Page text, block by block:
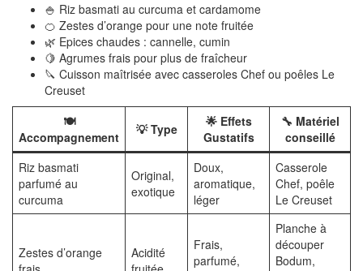
🍚 Riz basmati au curcuma et cardamome
🍊 Zestes d’orange pour une note fruitée
🌿 Epices chaudes : cannelle, cumin
🍋 Agrumes frais pour plus de fraîcheur
🔪 Cuisson maîtrisée avec casseroles Chef ou poêles Le
Creuset
🍽️
Accompagnement
💡 Type
🌟 Effets
Gustatifs
🔧 Matériel
conseillé
Riz basmati
parfumé au
curcuma
Original,
exotique
Doux,
aromatique,
léger
Casserole
Chef, poêle
Le Creuset
Zestes d’orange
Acidité
Frais,
parfumé,
Planche à
découper
Bodum,